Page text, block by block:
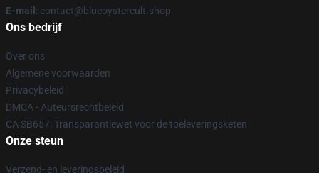
E-mail : contact@blueoystercult.shop
Ons bedrijf
Over ons
Algemene voorwaarden
Privacybeleid
DMCA - Auteursrechtbeleid
CA SB657: Transparantiewet voor de toeleveringsketen
Onze steun
Verzend- en leveringsbeleid